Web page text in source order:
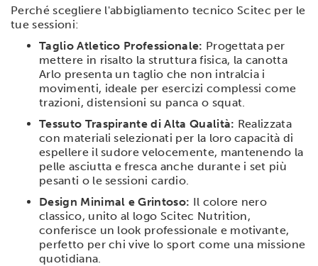
Perché scegliere l'abbigliamento tecnico Scitec per le
tue sessioni:
Taglio Atletico Professionale: Progettata per
mettere in risalto la struttura fisica, la canotta
Arlo presenta un taglio che non intralcia i
movimenti, ideale per esercizi complessi come
trazioni, distensioni su panca o squat.
Tessuto Traspirante di Alta Qualità: Realizzata
con materiali selezionati per la loro capacità di
espellere il sudore velocemente, mantenendo la
pelle asciutta e fresca anche durante i set più
pesanti o le sessioni cardio.
Design Minimal e Grintoso: Il colore nero
classico, unito al logo Scitec Nutrition,
conferisce un look professionale e motivante,
perfetto per chi vive lo sport come una missione
quotidiana.